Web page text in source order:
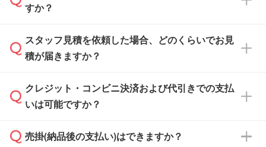
すか？
可能です。見積・注文フォームにて『ゲストの
まま進む』ボタンからお進みのうえ、ご依頼く
スタッフ見積を依頼した場合、どのくらいでお見
積が届きますか？
通常、翌営業日までにお送りしております。混
雑状況によっては、お時間をいただくこともご
依頼いただいた場合は、翌営業日以降のご連絡
クレジット・コンビニ決済および代引きでの支払
いは可能ですか？
銀行振込のみのご対応となります。
売掛(納品後の支払い)はできますか？